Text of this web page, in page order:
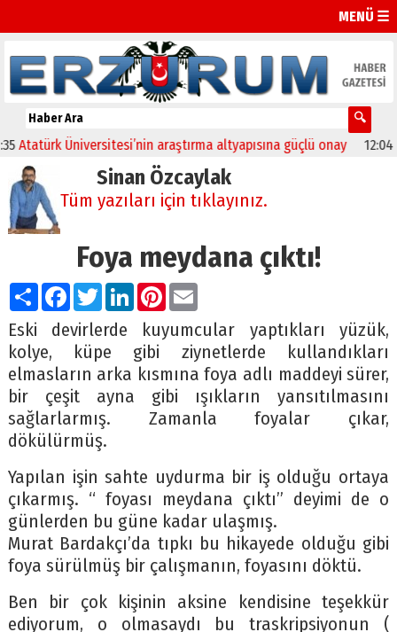
MENÜ ☰
Üniversitesi’nin araştırma altyapısına güçlü onay 12:04
Sinan Özcaylak
Tüm yazıları için tıklayınız.
Foya meydana çıktı!
PaylaşFacebook
TwitterLinkedIn
Pinterest
Email
Eski devirlerde kuyumcular yaptıkları yüzük,
kolye, küpe gibi ziynetlerde kullandıkları
elmasların arka kısmına foya adlı maddeyi sürer,
bir çeşit ayna gibi ışıkların yansıtılmasını
sağlarlarmış. Zamanla foyalar çıkar,
dökülürmüş.
Yapılan işin sahte uydurma bir iş olduğu ortaya
çıkarmış. “ foyası meydana çıktı” deyimi de o
günlerden bu güne kadar ulaşmış.
Murat Bardakçı’da tıpkı bu hikayede olduğu gibi
foya sürülmüş bir çalışmanın, foyasını döktü.
Ben bir çok kişinin aksine kendisine teşekkür
ediyorum, o olmasaydı bu traskripsiyonun (